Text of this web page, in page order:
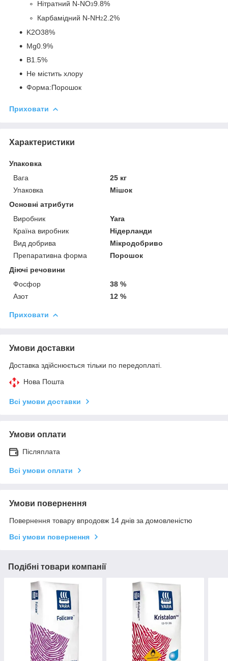
Нітратний N-NO39.8%
Карбамідний N-NH22.2%
K2O38%
Mg0.9%
B1.5%
Не містить хлору
Форма:Порошок
Приховати
Характеристики
Упаковка
Вага
25 кг
Упаковка
Мішок
Основні атрибути
Виробник
Yara
Країна виробник
Нідерланди
Вид добрива
Мікродобриво
Препаративна форма
Порошок
Діючі речовини
Фосфор
38 %
Азот
12 %
Приховати
Умови доставки
Доставка здійснюється тільки по передоплаті.
Нова Пошта
Всі умови доставки
Умови оплати
Післяплата
Всі умови оплати
Умови повернення
Повернення товару впродовж 14 днів за домовленістю
Всі умови повернення
Подібні товари компанії